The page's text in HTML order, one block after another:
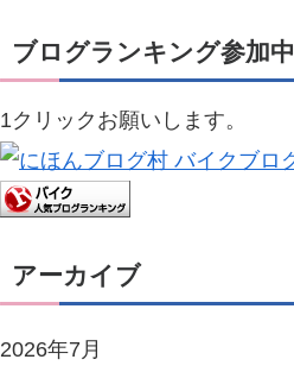
ブログランキング参加中
1クリックお願いします。
アーカイブ
2026年7月